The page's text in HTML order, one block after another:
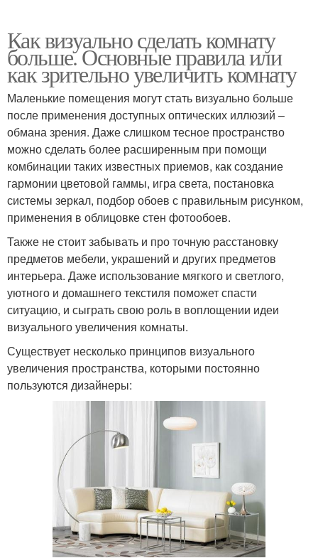
Как визуально сделать комнату
больше. Основные правила или
как зрительно увеличить комнату
Маленькие помещения могут стать визуально больше
после применения доступных оптических иллюзий –
обмана зрения. Даже слишком тесное пространство
можно сделать более расширенным при помощи
комбинации таких известных приемов, как создание
гармонии цветовой гаммы, игра света, постановка
системы зеркал, подбор обоев с правильным рисунком,
применения в облицовке стен фотообоев.
Также не стоит забывать и про точную расстановку
предметов мебели, украшений и других предметов
интерьера. Даже использование мягкого и светлого,
уютного и домашнего текстиля поможет спасти
ситуацию, и сыграть свою роль в воплощении идеи
визуального увеличения комнаты.
Существует несколько принципов визуального
увеличения пространства, которыми постоянно
пользуются дизайнеры: